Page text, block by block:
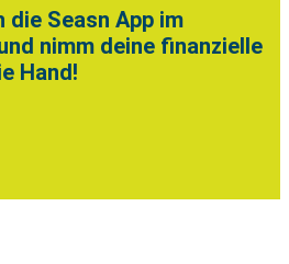
die Seasn App im
nimm deine finanzielle
Hand!